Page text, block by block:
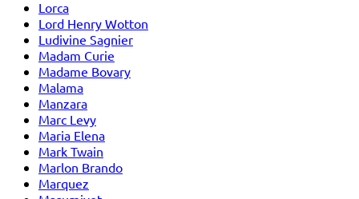
Lorca
Lord Henry Wotton
Ludivine Sagnier
Madam Curie
Madame Bovary
Malama
Manzara
Marc Levy
Maria Elena
Mark Twain
Marlon Brando
Marquez